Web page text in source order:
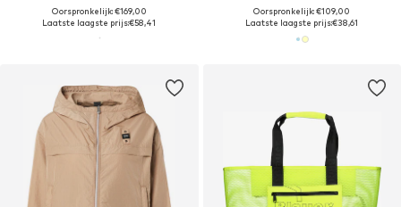
Oorspronkelijk: €169,00
Laatste laagste prijs:€58,41
Oorspronkelijk: €109,00
Laatste laagste prijs:€38,61